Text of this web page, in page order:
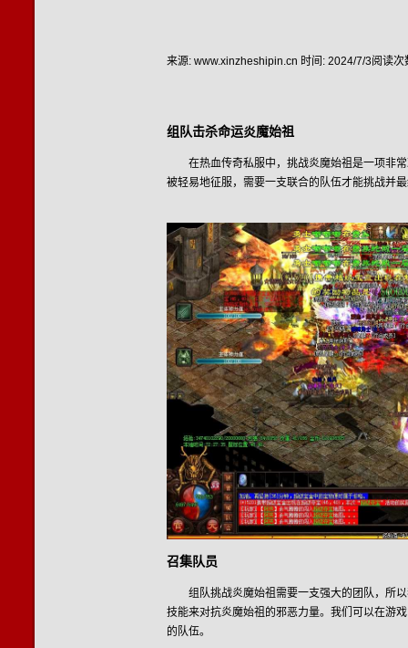
来源: www.xinzheshipin.cn 时间: 2024/7/3阅读次
组队击杀命运炎魔始祖
在热血传奇私服中，挑战炎魔始祖是一项非
被轻易地征服，需要一支联合的队伍才能挑战并
召集队员
组队挑战炎魔始祖需要一支强大的团队，所
技能来对抗炎魔始祖的邪恶力量。我们可以在游
的队伍。